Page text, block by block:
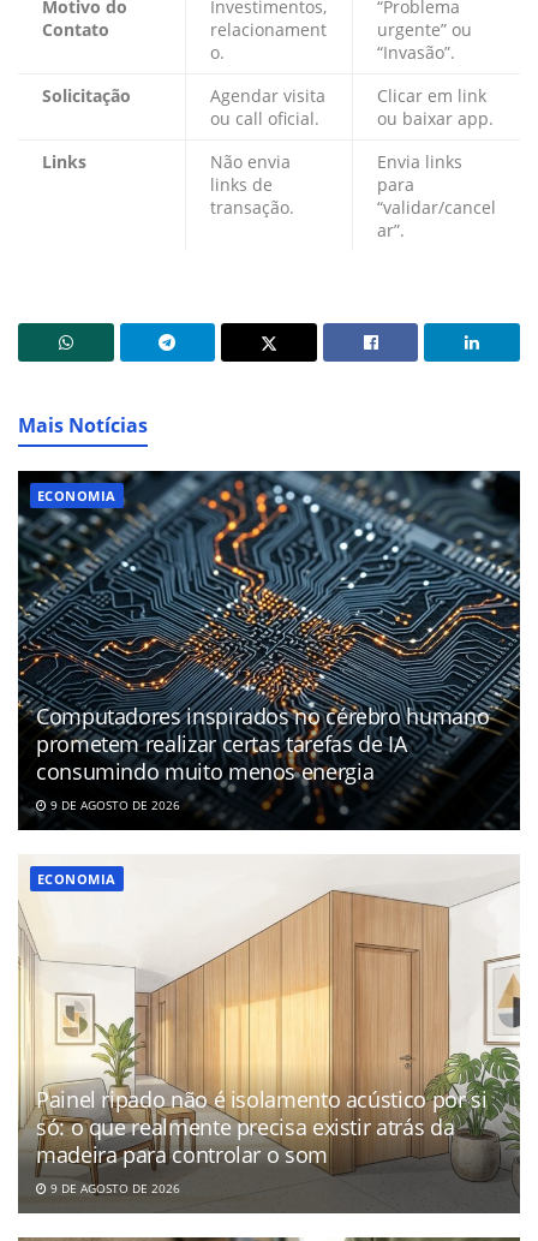
Motivo do
Contato
Investimentos,
relacionament
o.
“Problema
urgente” ou
“Invasão”.
Solicitação
Agendar visita
ou call oficial.
Clicar em link
ou baixar app.
Links
Não envia
links de
transação.
Envia links
para
“validar/cancel
ar”.
Mais Notícias
ECONOMIA
Computadores inspirados no cérebro humano
prometem realizar certas tarefas de IA
consumindo muito menos energia
9 DE AGOSTO DE 2026
ECONOMIA
Painel ripado não é isolamento acústico por si
só: o que realmente precisa existir atrás da
madeira para controlar o som
9 DE AGOSTO DE 2026